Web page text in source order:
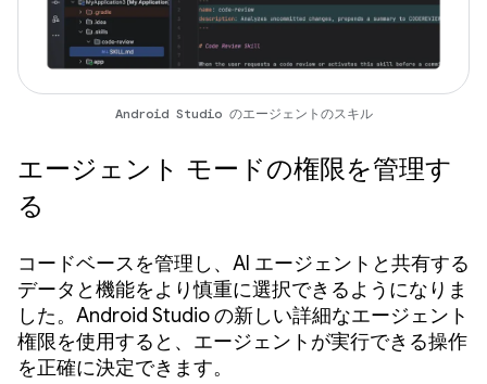
Android Studio のエージェントのスキル
エージェント モードの権限を管理す
る
コードベースを管理し、AI エージェントと共有する
データと機能をより慎重に選択できるようになりま
した。Android Studio の新しい詳細なエージェント
権限を使用すると、エージェントが実行できる操作
を正確に決定できます。